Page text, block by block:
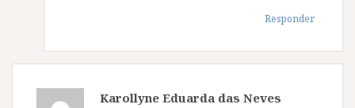
Responder
Karollyne Eduarda das Neves